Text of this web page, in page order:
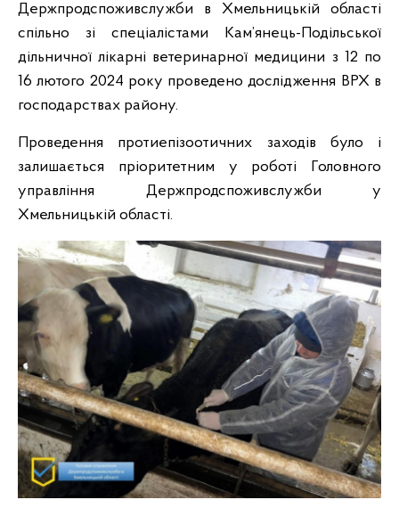
Держпродспоживслужби в Хмельницькій області
спільно зі спеціалістами Кам’янець-Подільської
дільничної лікарні ветеринарної медицини з 12 по
16 лютого 2024 року проведено дослідження ВРХ в
господарствах району.
Проведення протиепізоотичних заходів було і
залишається пріоритетним у роботі Головного
управління Держпродспоживслужби у
Хмельницькій області.